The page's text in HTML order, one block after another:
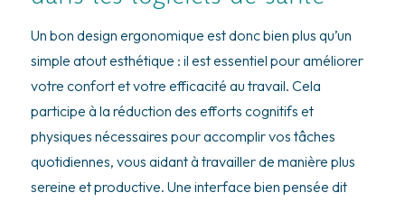
Un bon design ergonomique est donc bien plus qu’un
simple atout esthétique : il est essentiel pour améliorer
votre confort et votre efficacité au travail. Cela
participe à la réduction des efforts cognitifs et
physiques nécessaires pour accomplir vos tâches
quotidiennes, vous aidant à travailler de manière plus
sereine et productive. Une interface bien pensée dit